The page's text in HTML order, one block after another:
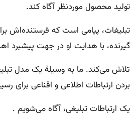
تولید محصول موردنظر آگاه کند.
تبلیغات، پیامی است که فرستنده‌اش
گیرنده، با هدایت او در جهت پیشبرد
تلاش می‌کند. ما به وسیلهٔ یک مدل
بردن ارتباطات اطلاعی و اقناعی برای
یک ارتباطات تبلیغی، آگاه می‌شویم .